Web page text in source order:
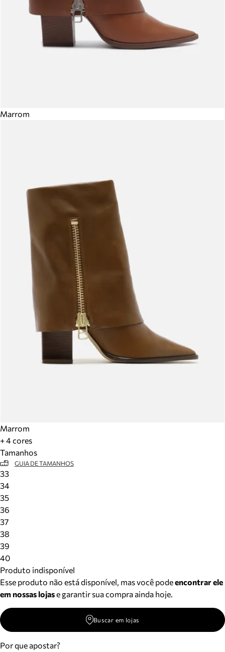
Marrom
Marrom
+ 4 cores
Tamanhos
GUIA DE TAMANHOS
33
34
35
36
37
38
39
40
Produto indisponível
Esse produto não está disponível, mas você podeencontrar ele
em nossas lojase garantir sua compra ainda hoje.
Buscar em lojas
Por que apostar?